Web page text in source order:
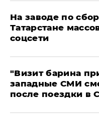
На заводе по
Татарстане
соцсети
"Визит барина
западные СМИ
после поездки в